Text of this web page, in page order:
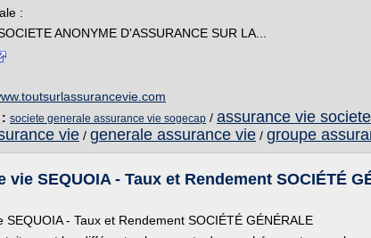
:
ANONYME D'ASSURANCE SUR LA...
societe generale assurance vie sogecap / assurance vie
vie / generale assurance vie / groupe
vie SEQUOIA - Taux et Rendement SOCIÉTÉ
SEQUOIA - Taux et Rendement SOCIÉTÉ GÉNÉRALE